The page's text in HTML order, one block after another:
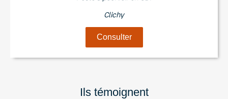
Clichy
Consulter
Ils témoignent